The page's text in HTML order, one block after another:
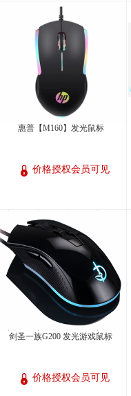
惠普【M160】发光鼠标
价格授权会员可见
剑圣一族G200 发光游戏鼠标
价格授权会员可见